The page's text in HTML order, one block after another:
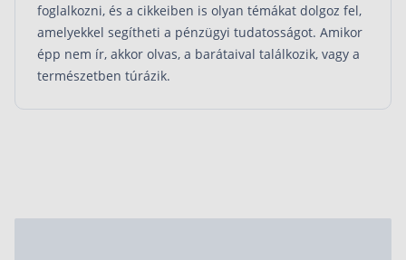
foglalkozni, és a cikkeiben is olyan témákat dolgoz fel,
amelyekkel segítheti a pénzügyi tudatosságot. Amikor
épp nem ír, akkor olvas, a barátaival találkozik, vagy a
természetben túrázik.